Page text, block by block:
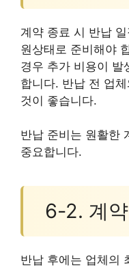
계약 종료 시 반납
원상태로 준비해야
경우 추가 비용이 발
합니다. 반납 전 업
것이 좋습니다.
반납 준비는 원활한
중요합니다.
6-2. 계
반납 후에는 업체의